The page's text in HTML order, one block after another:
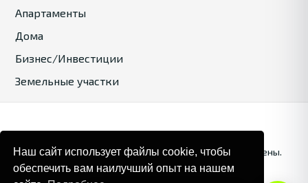
Апартаменты
Дома
Бизнес/Инвестиции
Земельные участки
© 2025. Bulgaria Tours by Inrealr4u. Все права зашищены.
Карта сайта Политика конфиденциальности
Наш сайт использует файлы cookie, чтобы
обеспечить вам наилучший опыт на нашем